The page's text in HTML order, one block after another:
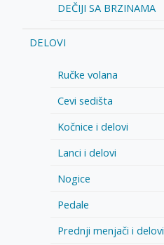
DEČIJI SA BRZINAMA
DELOVI
Ručke volana
Cevi sedišta
Kočnice i delovi
Lanci i delovi
Nogice
Pedale
Prednji menjači i delovi